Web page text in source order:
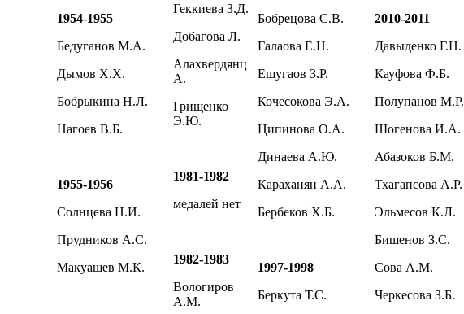
1954-1955
Бедуганов М.А.
Дымов Х.Х.
Бобрыкина Н.Л.
Нагоев В.Б.
1955-1956
Солнцева Н.И.
Прудников А.С.
Макуашев М.К.
Геккиева З.Д.
Добагова Л.
Алахвердянц
А.
Грищенко
Э.Ю.
1981-1982
медалей нет
1982-1983
Вологиров
А.М.
Бобрецова С.В.
Галаова Е.Н.
Ешугаов З.Р.
Кочесокова Э.А.
Ципинова О.А.
Динаева А.Ю.
Караханян А.А.
Бербеков Х.Б.
1997-1998
Беркута Т.С.
2010-2011
Давыденко Г.Н.
Кауфова Ф.Б.
Полупанов М.Р.
Шогенова И.А.
Абазоков Б.М.
Тхагапсова А.Р.
Эльмесов К.Л.
Бишенов З.С.
Сова А.М.
Черкесова З.Б.